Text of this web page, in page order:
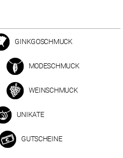
GINKGOSCHMUCK
MODESCHMUCK
WEINSCHMUCK
UNIKATE
GUTSCHEINE